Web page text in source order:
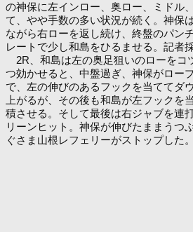
の神保に左インロー、奥ロー、ミドル
て、やや手数の多い状況が続く。神保
ながら右ローを返し続け、終盤のパン
レートで少し和島をひるませる。記者
2R、和島は左の奥足狙いのローをコ
つ効かせると、中盤過ぎ、神保がロー
で、左の伸びのあるフックを当ててダ
上がるが、その後も和島が左フックを
積させる。そして最後は右ジャブを連
リーンヒット。神保が伸びたままうつ
ぐさま山根レフェリーがストップした。